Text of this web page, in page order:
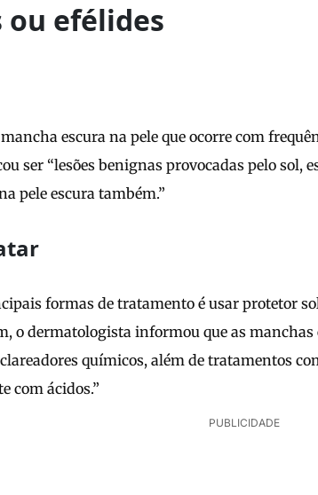
ou efélides
escura na pele que ocorre com
ser “lesões benignas provocadas pelo sol,
pele escura também.”
formas de tratamento é usar protetor
o dermatologista informou que as
químicos, além de tratamentos
com ácidos.”
PUBLICIDADE